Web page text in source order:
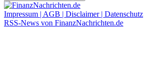
Impressum | AGB | Disclaimer | Datenschutz
RSS-News von FinanzNachrichten.de